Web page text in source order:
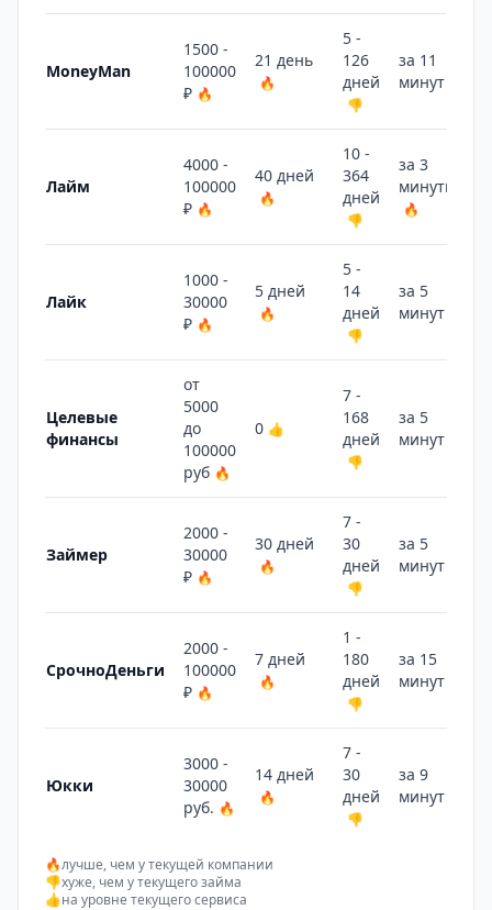
MoneyMan
1500 -
100000
₽ 🔥
21 день
🔥
5 -
126
дней
👎
за 11
минут
Лайм
4000 -
100000
₽ 🔥
40 дней
🔥
10 -
364
дней
👎
за 3
минуты
🔥
Лайк
1000 -
30000
₽ 🔥
5 дней
🔥
5 -
14
дней
👎
за 5
минут
Целевые
финансы
от
5000
до
100000
руб 🔥
0 👍
7 -
168
дней
👎
за 5
минут
Займер
2000 -
30000
₽ 🔥
30 дней
🔥
7 -
30
дней
👎
за 5
минут
СрочноДеньги
2000 -
100000
₽ 🔥
7 дней
🔥
1 -
180
дней
👎
за 15
минут
Юкки
3000 -
30000
руб. 🔥
14 дней
🔥
7 -
30
дней
👎
за 9
минут
🔥лучше, чем у текущей компании
👎хуже, чем у текущего займа
👍на уровне текущего сервиса